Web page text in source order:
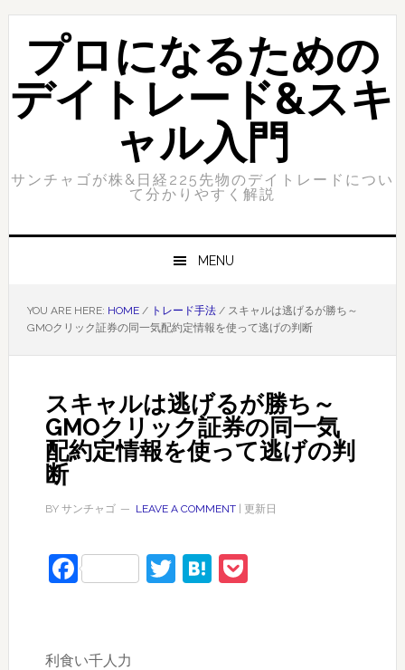
Skip
primary
navigation
Skip
contentプロになるための
デイトレード&スキ
ャル入門
サンチャゴが株&日経225先物のデイトレードについ
て分かりやすく解説
MENU
YOU ARE HERE: HOME / トレード手法 /スキャルは逃げるが勝ち～
GMOクリック証券の同一気配約定情報を使って逃げの判断
スキャルは逃げるが勝ち～
GMOクリック証券の同一気
配約定情報を使って逃げの判
断
BY サンチャゴ LEAVE A COMMENT| 更新日
FacebookTwitterHatena
Pocket
利食い千人力